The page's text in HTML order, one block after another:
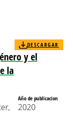
y el
la
DESCARGAR
Año de publicacion
2020